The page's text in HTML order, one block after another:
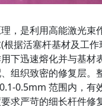
是利用高能激光束
据活塞杆基材及工
下迅速熔化并与基
组织致密的修复层
0.5mm 范围内，
求严苛的细长杆件修复